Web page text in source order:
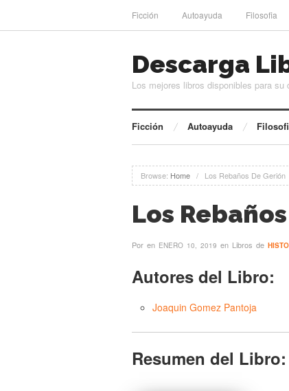
Ficción Autoayuda Filosofia
Descarga
Los mejores libros disponibles para su
Ficción Autoayuda
Browse: Home / Los Rebaños De Gerión
Los
Por en ENERO 10, 2019 en Libros de
Autores del Libro:
Joaquin Gomez Pantoja
Resumen del Libro: